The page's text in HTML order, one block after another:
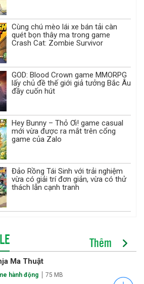
Cùng chú mèo lái xe bán tải càn
quét bọn thây ma trong game
Crash Cat: Zombie Survivor
GOD: Blood Crown game MMORPG
lấy chủ đề thế giới giả tưởng Bắc Âu
đầy cuốn hút
Hey Bunny – Thỏ Ơi! game casual
mới vừa được ra mắt trên cổng
game của Zalo
Đảo Rồng Tái Sinh với trải nghiệm
vừa có giải trí đơn giản, vừa có thử
thách lẫn cạnh tranh
Thêm
Ma Thuật
hành động 75 MB